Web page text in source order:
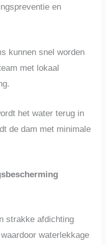
en
kunnen snel worden
met lokaal
het water terug in
de dam met minimale
strakke afdichting
waterlekkage